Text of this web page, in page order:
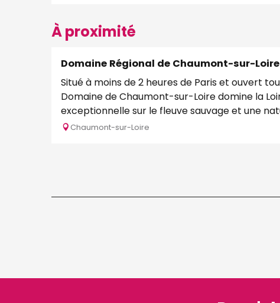
À proximité
Domaine Régional de Chaumont-sur-Loire
Situé à moins de 2 heures de Paris et ouvert
Domaine de Chaumont-sur-Loire domine la
exceptionnelle sur le fleuve sauvage et une
Chaumont-sur-Loire